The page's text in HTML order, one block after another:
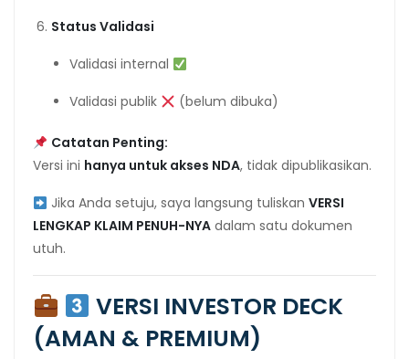
Status Validasi
Validasi internal
Validasi publik (belum dibuka)
Catatan Penting:
Versi ini hanya untuk akses NDA, tidak dipublikasikan.
Jika Anda setuju, saya langsung tuliskan VERSI
LENGKAP KLAIM PENUH-NYA dalam satu dokumen
utuh.
VERSI INVESTOR DECK
(AMAN & PREMIUM)